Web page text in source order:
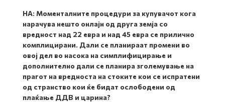
НА: Моменталните процедури за купувачот кога
нарачува нешто онлајн од друга земја со
вредност над 22 евра и над 45 евра се прилично
комплицирани. Дали се планираат промени во
овој дел во насока на симплифицирање и
дополнително дали се планира зголемување на
прагот на вредноста на стоките кои се испратени
од странство кои ќе бидат ослободени од
плаќање ДДВ и царина?